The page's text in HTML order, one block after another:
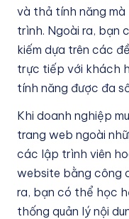
và thả tính năng
trình. Ngoài ra, bạn
kiếm dựa trên các
trực tiếp với khách
tính năng được đa
Khi doanh nghiệp
trang web ngoài
các lập trình viên
website bằng công
ra, bạn có thể học
thống quản lý nội